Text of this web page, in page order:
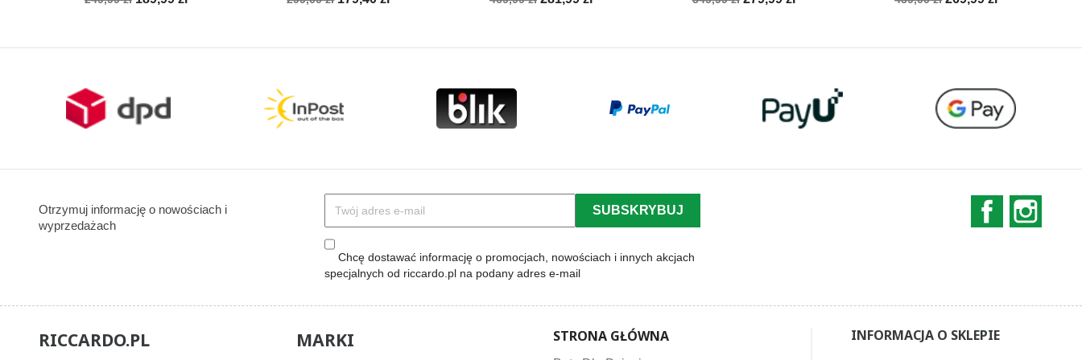
Otrzymuj informację o nowościach i
wyprzedażach
Chcę dostawać informację o promocjach, nowościach i innych akcjach
specjalnych od riccardo.pl na podany adres e-mail
Facebook
RICCARDO.PL MARKI STRONA GŁÓWNA INFORMACJA O SKLEPIE